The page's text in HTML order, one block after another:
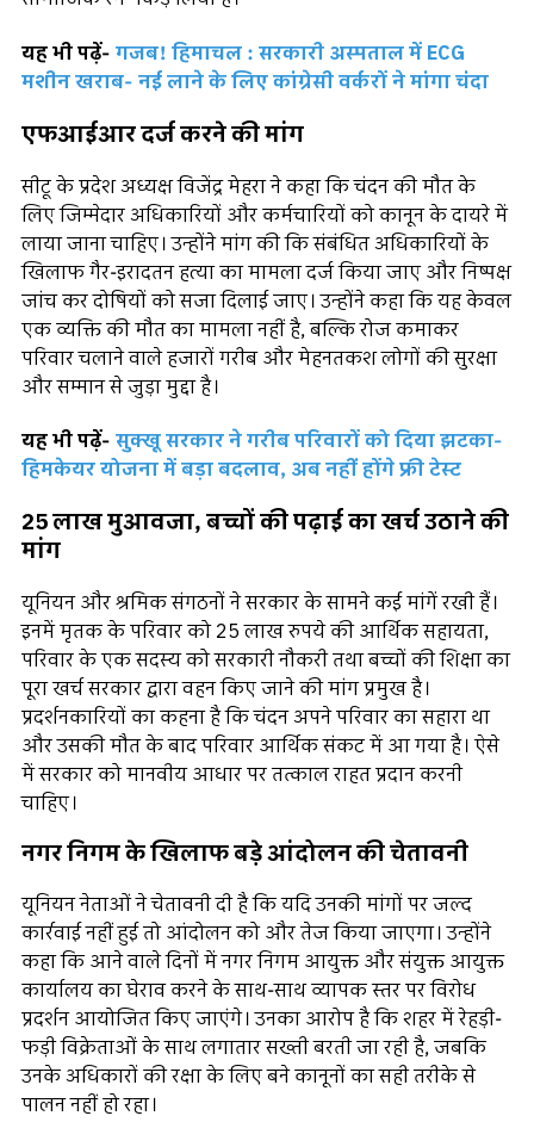
यह भी पढ़ें- गजब! हिमाचल : सरकारी अस्पताल में ECG
मशीन खराब- नई लाने के लिए कांग्रेसी वर्करों ने मांगा चंदा
एफआईआर दर्ज करने की मांग
सीटू के प्रदेश अध्यक्ष विजेंद्र मेहरा ने कहा कि चंदन की मौत के
लिए जिम्मेदार अधिकारियों और कर्मचारियों को कानून के दायरे में
लाया जाना चाहिए। उन्होंने मांग की कि संबंधित अधिकारियों के
खिलाफ गैर-इरादतन हत्या का मामला दर्ज किया जाए और निष्पक्ष
जांच कर दोषियों को सजा दिलाई जाए। उन्होंने कहा कि यह केवल
एक व्यक्ति की मौत का मामला नहीं है, बल्कि रोज कमाकर
परिवार चलाने वाले हजारों गरीब और मेहनतकश लोगों की सुरक्षा
और सम्मान से जुड़ा मुद्दा है।
यह भी पढ़ें- सुक्खू सरकार ने गरीब परिवारों को दिया झटका-
हिमकेयर योजना में बड़ा बदलाव, अब नहीं होंगे फ्री टेस्ट
25 लाख मुआवजा, बच्चों की पढ़ाई का खर्च उठाने की
मांग
यूनियन और श्रमिक संगठनों ने सरकार के सामने कई मांगें रखी हैं।
इनमें मृतक के परिवार को 25 लाख रुपये की आर्थिक सहायता,
परिवार के एक सदस्य को सरकारी नौकरी तथा बच्चों की शिक्षा का
पूरा खर्च सरकार द्वारा वहन किए जाने की मांग प्रमुख है।
प्रदर्शनकारियों का कहना है कि चंदन अपने परिवार का सहारा था
और उसकी मौत के बाद परिवार आर्थिक संकट में आ गया है। ऐसे
में सरकार को मानवीय आधार पर तत्काल राहत प्रदान करनी
चाहिए।
नगर निगम के खिलाफ बड़े आंदोलन की चेतावनी
यूनियन नेताओं ने चेतावनी दी है कि यदि उनकी मांगों पर जल्द
कार्रवाई नहीं हुई तो आंदोलन को और तेज किया जाएगा। उन्होंने
कहा कि आने वाले दिनों में नगर निगम आयुक्त और संयुक्त आयुक्त
कार्यालय का घेराव करने के साथ-साथ व्यापक स्तर पर विरोध
प्रदर्शन आयोजित किए जाएंगे। उनका आरोप है कि शहर में रेहड़ी-
फड़ी विक्रेताओं के साथ लगातार सख्ती बरती जा रही है, जबकि
उनके अधिकारों की रक्षा के लिए बने कानूनों का सही तरीके से
पालन नहीं हो रहा।